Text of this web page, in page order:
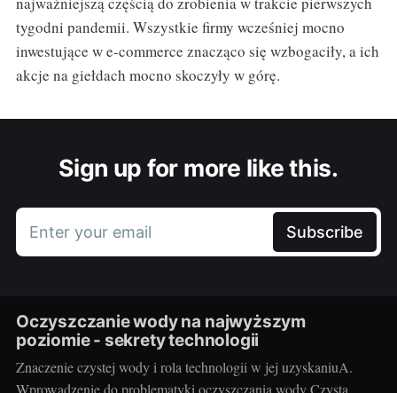
tygodni pandemii. Wszystkie firmy wcześniej mocno
inwestujące w e-commerce znacząco się wzbogaciły, a ich
akcje na giełdach mocno skoczyły w górę.
Sign up for more like this.
Enter your email Subscribe
Oczyszczanie wody na najwyższym
poziomie - sekrety technologii
Znaczenie czystej wody i rola technologii w jej uzyskaniuA.